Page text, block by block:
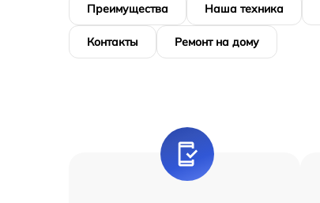
Преимущества Наша техника
Контакты Ремонт на дому